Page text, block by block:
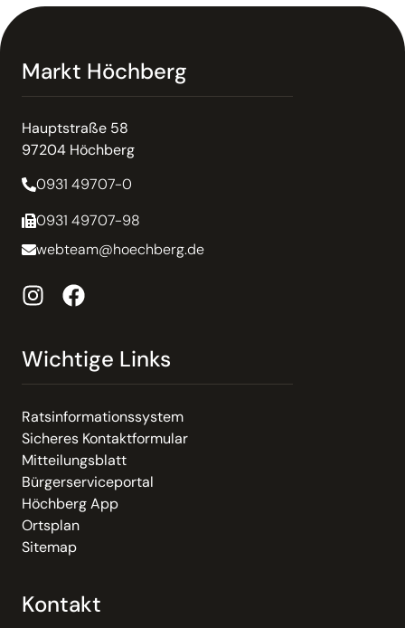
Markt Höchberg
Hauptstraße 58
97204 Höchberg
0931 49707-0
0931 49707-98
webteam@hoechberg.de
Wichtige Links
Ratsinformationssystem
Sicheres Kontaktformular
Mitteilungsblatt
Bürgerserviceportal
Höchberg App
Ortsplan
Sitemap
Kontakt